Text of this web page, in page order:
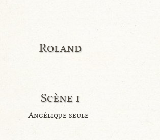
Roland
Scène i
Angélique seule